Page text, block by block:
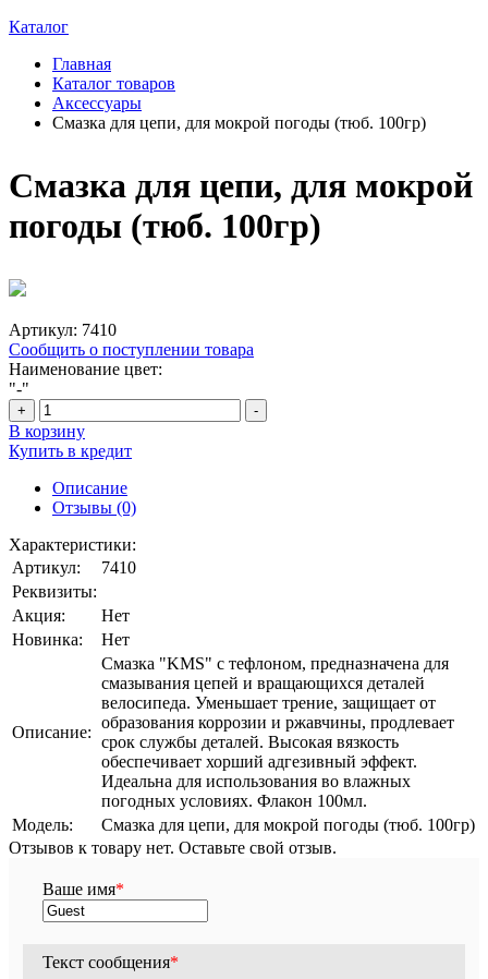
Каталог
Главная
Каталог товаров
Аксессуары
Смазка для цепи, для мокрой погоды (тюб. 100гр)
Смазка для цепи, для мокрой
погоды (тюб. 100гр)
Артикул: 7410
Сообщить о поступлении товара
Наименование цвет:
"-"
+ -
В корзину
Купить в кредит
Описание
Отзывы (0)
Характеристики:
Артикул:
7410
Реквизиты:
Акция:
Нет
Новинка:
Нет
Описание:
Смазка "KMS" с тефлоном, предназначена для
смазывания цепей и вращающихся деталей
велосипеда. Уменьшает трение, защищает от
образования коррозии и ржавчины, продлевает
срок службы деталей. Высокая вязкость
обеспечивает хорший адгезивный эффект.
Идеальна для использования во влажных
погодных условиях. Флакон 100мл.
Модель:
Смазка для цепи, для мокрой погоды (тюб. 100гр)
Отзывов к товару нет. Оставьте свой отзыв.
Ваше имя*
Текст сообщения*